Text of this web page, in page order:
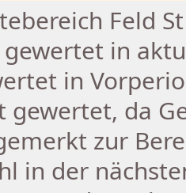
Feld
in
in
gewertet, da
zur
in der